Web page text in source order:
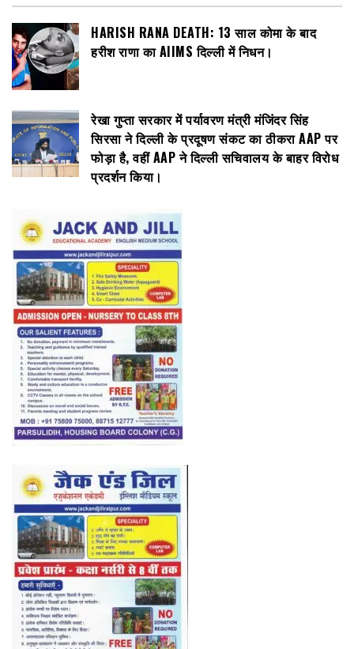
HARISH RANA DEATH: 13 साल कोमा के बाद
हरीश राणा का AIIMS दिल्ली में निधन।
रेखा गुप्ता सरकार में पर्यावरण मंत्री मंजिंदर सिंह
सिरसा ने दिल्ली के प्रदूषण संकट का ठीकरा AAP पर
फोड़ा है, वहीं AAP ने दिल्ली सचिवालय के बाहर विरोध
प्रदर्शन किया।